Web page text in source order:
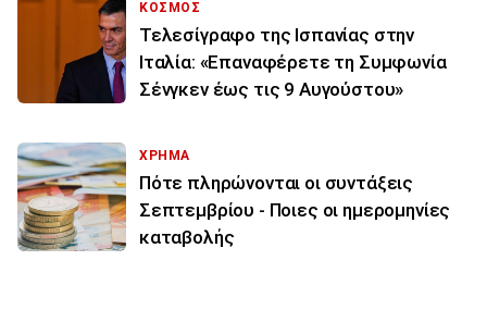
ΚΟΣΜΟΣ
Τελεσίγραφο της Ισπανίας στην
Ιταλία: «Επαναφέρετε τη Συμφωνία
Σένγκεν έως τις 9 Αυγούστου»
ΧΡΗΜΑ
Πότε πληρώνονται οι συντάξεις
Σεπτεμβρίου - Ποιες οι ημερομηνίες
καταβολής